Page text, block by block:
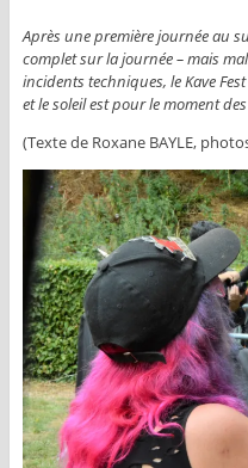
Après une première journée au
complet sur la journée – mais
incidents techniques, le Kave
et le soleil est pour le moment
(Texte de Roxane BAYLE,